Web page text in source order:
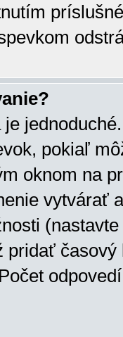
pokiaľ
oknom na
vytvárať
pridať